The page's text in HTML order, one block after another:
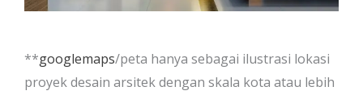
**googlemaps/peta hanya sebagai ilustrasi lokasi
proyek desain arsitek dengan skala kota atau lebih